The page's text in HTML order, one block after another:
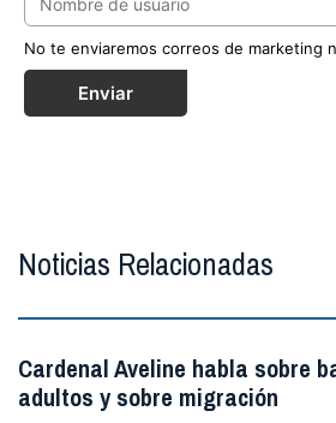
No te enviaremos correos de marketing
Enviar
Noticias Relacionadas
Cardenal Aveline habla sobre
adultos y sobre migración